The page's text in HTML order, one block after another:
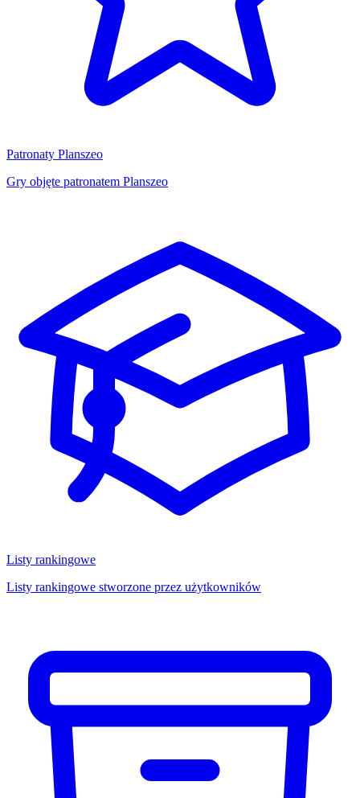
Patronaty Planszeo
Gry objęte patronatem Planszeo
Listy rankingowe
Listy rankingowe stworzone przez użytkowników